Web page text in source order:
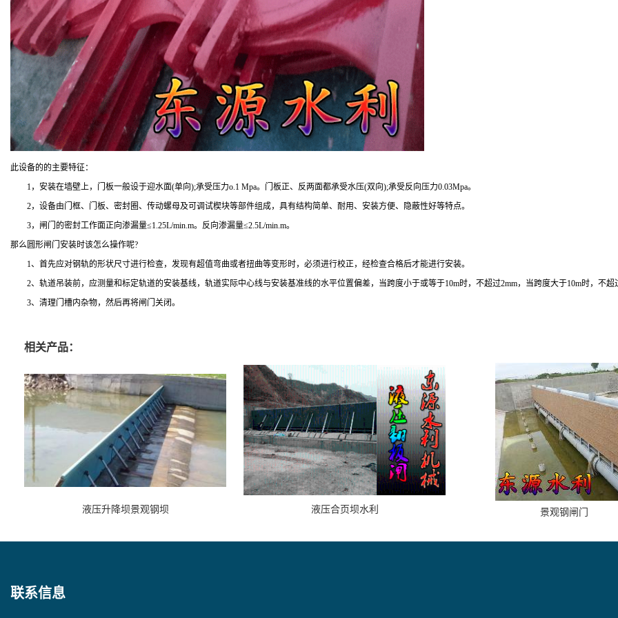
此设备的的主要特征：
1，安装在墙壁上，门板一般设于迎水面(单向);承受压力o.1 Mpa。门板正、反两面都承受水压(双向);承受反向压力0.03Mpa。
2，设备由门框、门板、密封圈、传动螺母及可调试楔块等部件组成，具有结构简单、耐用、安装方便、隐蔽性好等特点。
3，闸门的密封工作面正向渗漏量≤1.25L/min.m。反向渗漏量≤2.5L/min.m。
那么圆形闸门安装时该怎么操作呢?
1、首先应对钢轨的形状尺寸进行检查，发现有超值弯曲或者扭曲等变形时，必须进行校正，经检查合格后才能进行安装。
2、轨道吊装前，应测量和标定轨道的安装基线，轨道实际中心线与安装基准线的水平位置偏差，当跨度小于或等于10m时，不超过2mm，当跨度大于10m时，不超
3、清理门槽内杂物，然后再将闸门关闭。
相关产品：
液压升降坝景观钢坝 液压合页坝水利 景观钢闸门
联系信息